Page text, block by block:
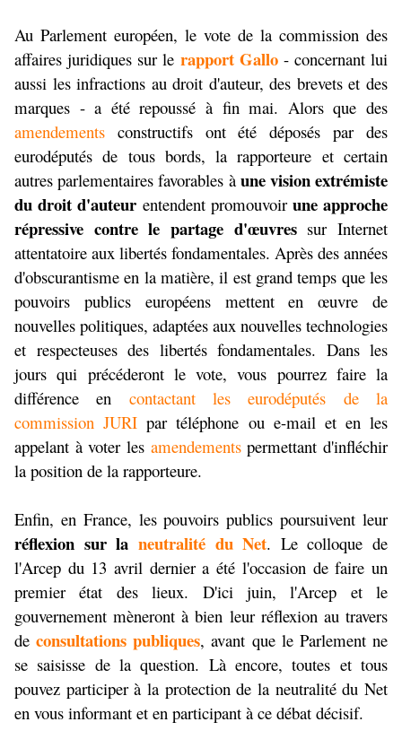
Au Parlement européen, le vote de la commission des
affaires juridiques sur le rapport Gallo- concernant lui
aussi les infractions au droit d'auteur, des brevets et des
marques - a été repoussé à fin mai. Alors que des
amendements constructifs ont été déposés par des
eurodéputés de tous bords, la rapporteure et certain
autres parlementaires favorables à une vision extrémiste
du droit d'auteur entendent promouvoir une approche
répressive contre le partage d'œuvressur Internet
attentatoire aux libertés fondamentales. Après des années
d'obscurantisme en la matière, il est grand temps que les
pouvoirs publics européens mettent en œuvre de
nouvelles politiques, adaptées aux nouvelles technologies
et respecteuses des libertés fondamentales. Dans les
jours qui précéderont le vote, vous pourrez faire la
différence en contactant les eurodéputés de la
commission JURI par téléphone ou e-mail et en les
appelant à voter les amendementspermettant d'infléchir
la position de la rapporteure.
Enfin, en France, les pouvoirs publics poursuivent leur
réflexion sur la neutralité du Net. Le colloque de
l'Arcep du 13 avril dernier a été l'occasion de faire un
premier état des lieux. D'ici juin, l'Arcep et le
gouvernement mèneront à bien leur réflexion au travers
deconsultations publiques, avant que le Parlement ne
se saisisse de la question. Là encore, toutes et tous
pouvez participer à la protection de la neutralité du Net
en vous informant et en participant à ce débat décisif.